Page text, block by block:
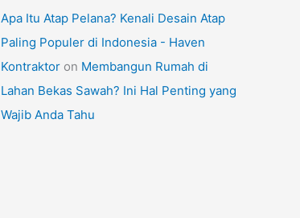
Apa Itu Atap Pelana? Kenali Desain Atap
Paling Populer di Indonesia - Haven
Kontraktor on Membangun Rumah di
Lahan Bekas Sawah? Ini Hal Penting yang
Wajib Anda Tahu